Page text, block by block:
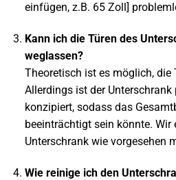
einfügen, z.B. 65 Zoll]
Kann ich die Türen des
weglassen?
Theoretisch ist es möglich, die
Allerdings ist der
konzipiert, sodass das
beeinträchtigt sein könnte. Wir
Unterschrank wie vorgesehen
Wie reinige ich den